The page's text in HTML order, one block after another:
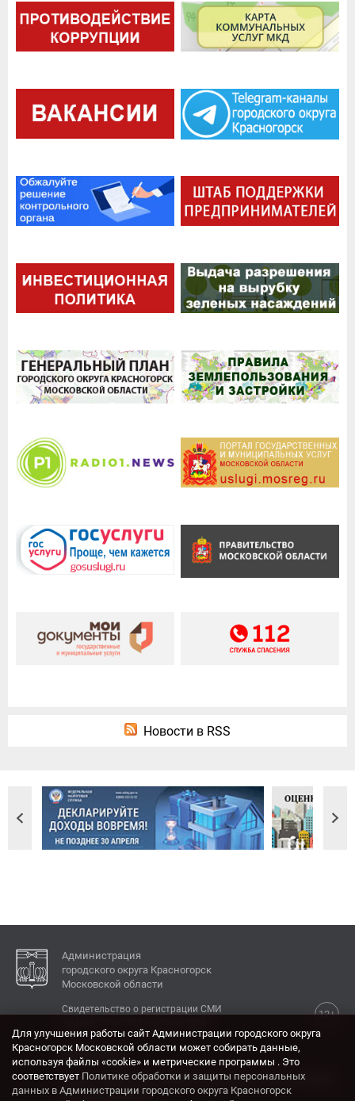
Новости в RSS
Администрация
городского округа Красногорск
Московской области
12+
Свидетельство о регистрации СМИ
КОНТАКТЫ
Адрес: 143404, Московская область, г. Красногорск,
ул. Ленина, дом 4.
Для улучшения работы сайт Администрации городского округа
Красногорск Московской области может собирать данные,
используя файлы «cookie» и метрические программы . Это
соответствует Политике обработки и защиты персональных
данных в Администрации городского округа Красногорск